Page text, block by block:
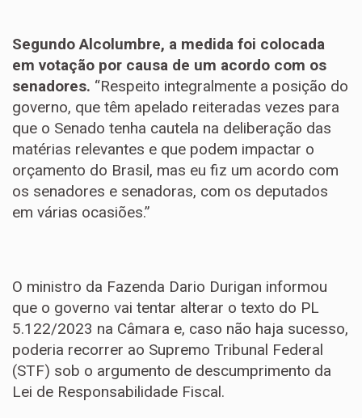
Segundo Alcolumbre, a medida foi colocada
em votação por causa de um acordo com os
senadores. “Respeito integralmente a posição do
governo, que têm apelado reiteradas vezes para
que o Senado tenha cautela na deliberação das
matérias relevantes e que podem impactar o
orçamento do Brasil, mas eu fiz um acordo com
os senadores e senadoras, com os deputados
em várias ocasiões.”
O ministro da Fazenda Dario Durigan informou
que o governo vai tentar alterar o texto do PL
5.122/2023 na Câmara e, caso não haja sucesso,
poderia recorrer ao Supremo Tribunal Federal
(STF) sob o argumento de descumprimento da
Lei de Responsabilidade Fiscal.